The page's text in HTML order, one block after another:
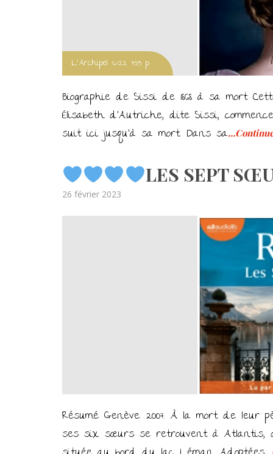
L'Archipel 6/22 435 p.
Biographie de Sissi de 1868 à sa mort
Élisabeth d’Autriche, dite Sissi,
suit ici jusqu’à sa mort. Dans sa
LES SEPT
Posted
26 février 2023
Résumé Genève. 2007. À la mort de
ses six sœurs se retrouvent à Atlantis,